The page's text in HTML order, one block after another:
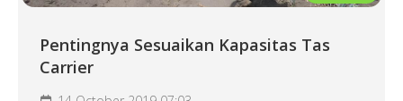
Pentingnya Sesuaikan Kapasitas Tas
Carrier